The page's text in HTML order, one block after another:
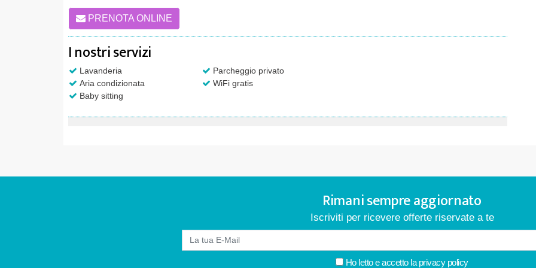
PRENOTA ONLINE
I nostri servizi
Lavanderia
Parcheggio privato
Aria condizionata
WiFi gratis
Baby sitting
Rimani sempre aggiornato
Iscriviti per ricevere offerte riservate a te
Ho letto e accetto la privacy policy